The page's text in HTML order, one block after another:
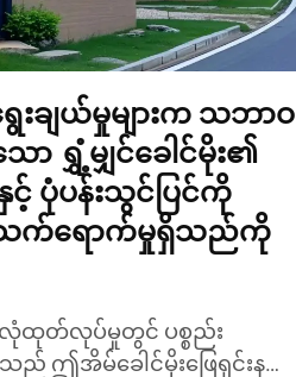
ေးချယ်မှုများက သဘာဝ
ရွှံ့မျှင်ခေါင်မိုး၏
င့် ပုံပန်းသွင်ပြင်ကို
က်ရောက်မှုရှိသည်ကို
လုံထုတ်လုပ်မှုတွင် ပစ္စည်း
ည် ဤအိမ်ခေါင်မိုးဖြေရှင်းနည်း